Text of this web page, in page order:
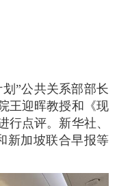
”公共关系部部长
王迎晖教授和《现
行点评。新华社、
新加坡联合早报等